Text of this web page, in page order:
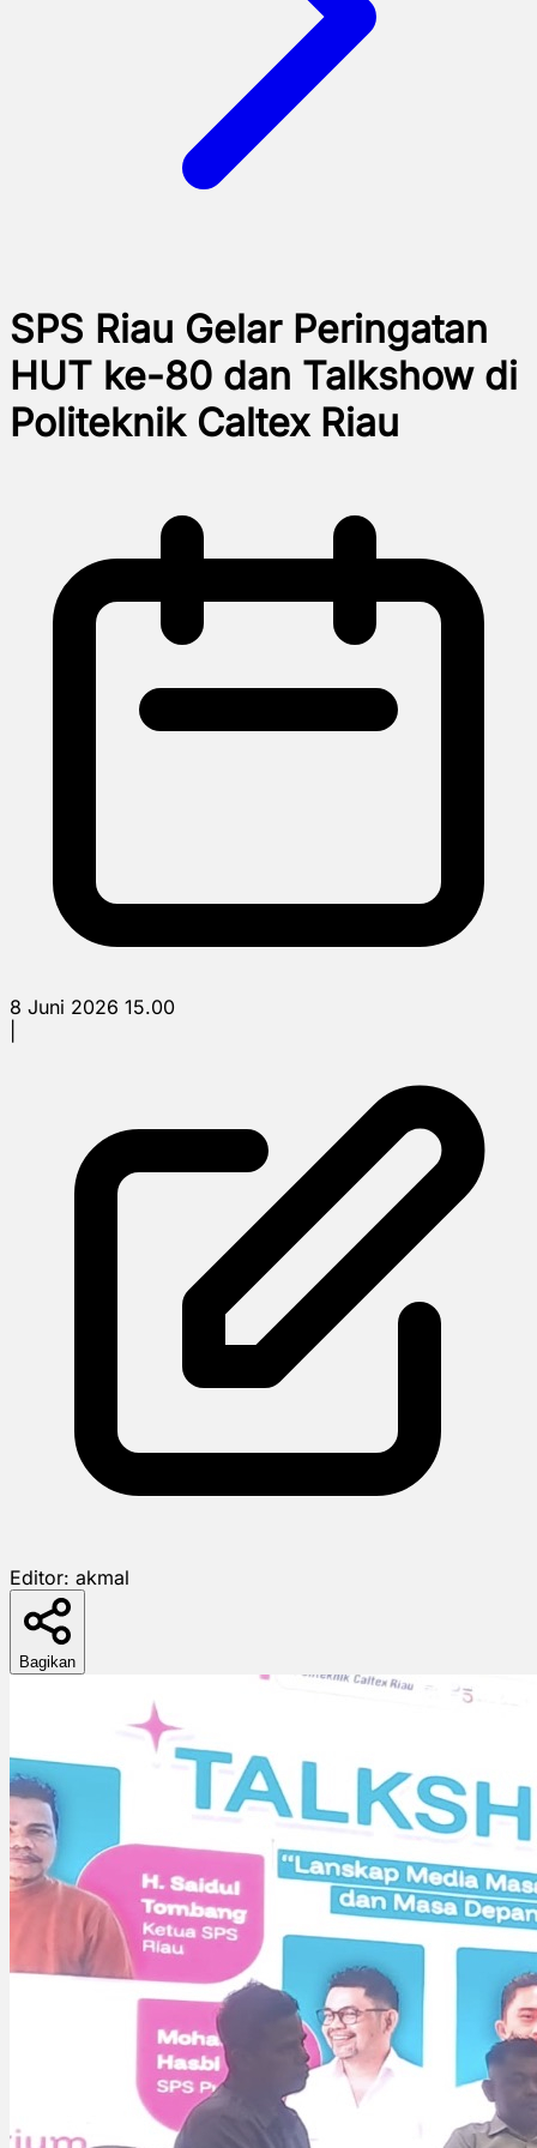
SPS Riau Gelar Peringatan
HUT ke-80 dan Talkshow di
Politeknik Caltex Riau
8 Juni 2026 15.00
Editor: akmal
Bagikan